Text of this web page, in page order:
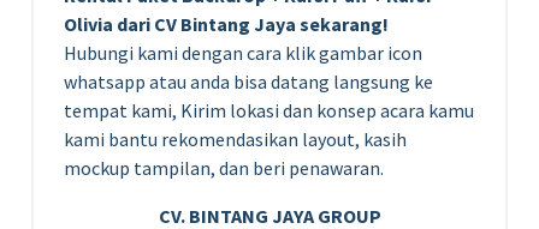
Olivia dari CV Bintang Jaya sekarang!
Hubungi kami dengan cara klik gambar icon
whatsapp atau anda bisa datang langsung ke
tempat kami, Kirim lokasi dan konsep acara kamu
kami bantu rekomendasikan layout, kasih
mockup tampilan, dan beri penawaran.
CV. BINTANG JAYA GROUP